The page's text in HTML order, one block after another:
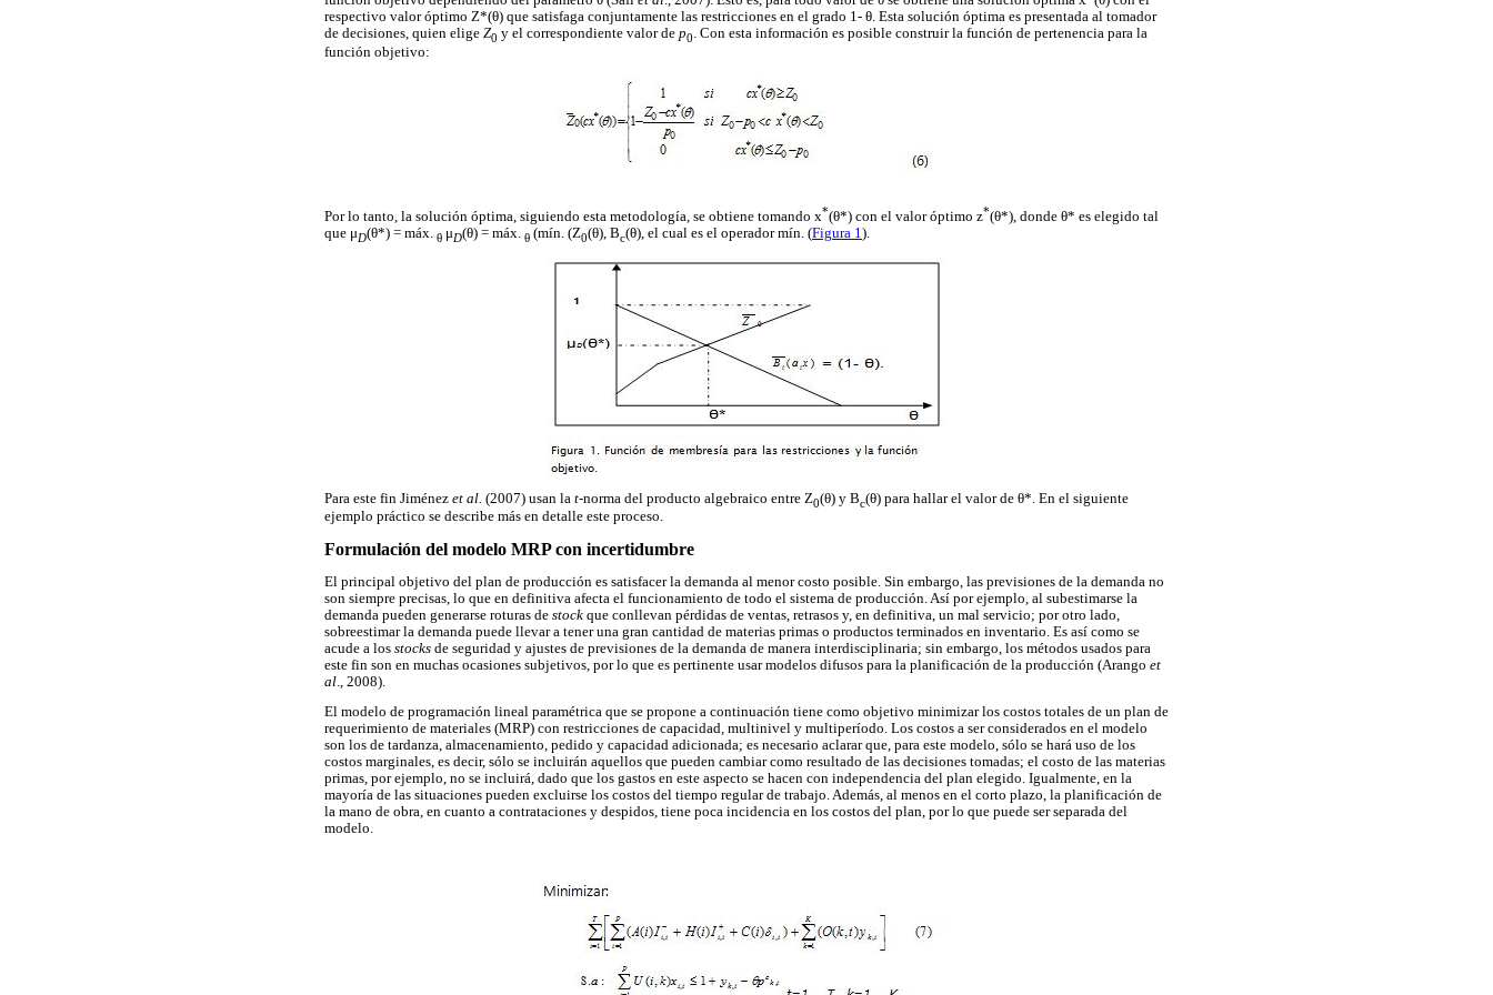
respectivo valor óptimo Z*(θ) que satisfaga conjuntamente las restricciones en el grado 1- θ. Esta solución óptima es presentada al tomador
de decisiones, quien elige Z0 y el correspondiente valor de p0. Con esta información es posible construir la función de pertenencia para la
función objetivo:
Por lo tanto, la solución óptima, siguiendo esta metodología, se obtiene tomando x*(θ*) con el valor óptimo z*(θ*), donde θ* es elegido tal
que μD(θ*) = máx. θ μD(θ) = máx. θ (mín. (Z0(θ), Bc(θ), el cual es el operador mín. (Figura 1).
Para este fin Jiménez et al. (2007) usan la t-norma del producto algebraico entre Z0(θ) y Bc(θ) para hallar el valor de θ*. En el siguiente
ejemplo práctico se describe más en detalle este proceso.
Formulación del modelo MRP con incertidumbre
El principal objetivo del plan de producción es satisfacer la demanda al menor costo posible. Sin embargo, las previsiones de la demanda no
son siempre precisas, lo que en definitiva afecta el funcionamiento de todo el sistema de producción. Así por ejemplo, al subestimarse la
demanda pueden generarse roturas de stock que conllevan pérdidas de ventas, retrasos y, en definitiva, un mal servicio; por otro lado,
sobreestimar la demanda puede llevar a tener una gran cantidad de materias primas o productos terminados en inventario. Es así como se
acude a los stocks de seguridad y ajustes de previsiones de la demanda de manera interdisciplinaria; sin embargo, los métodos usados para
este fin son en muchas ocasiones subjetivos, por lo que es pertinente usar modelos difusos para la planificación de la producción (Arango et
al ., 2008).
El modelo de programación lineal paramétrica que se propone a continuación tiene como objetivo minimizar los costos totales de un plan de
requerimiento de materiales (MRP) con restricciones de capacidad, multinivel y multiperíodo. Los costos a ser considerados en el modelo
son los de tardanza, almacenamiento, pedido y capacidad adicionada; es necesario aclarar que, para este modelo, sólo se hará uso de los
costos marginales, es decir, sólo se incluirán aquellos que pueden cambiar como resultado de las decisiones tomadas; el costo de las materias
primas, por ejemplo, no se incluirá, dado que los gastos en este aspecto se hacen con independencia del plan elegido. Igualmente, en la
mayoría de las situaciones pueden excluirse los costos del tiempo regular de trabajo. Además, al menos en el corto plazo, la planificación de
la mano de obra, en cuanto a contrataciones y despidos, tiene poca incidencia en los costos del plan, por lo que puede ser separada del
modelo.